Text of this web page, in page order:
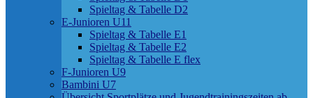
Spieltag & Tabelle D2
E-Junioren U11
Spieltag & Tabelle E1
Spieltag & Tabelle E2
Spieltag & Tabelle E flex
F-Junioren U9
Bambini U7